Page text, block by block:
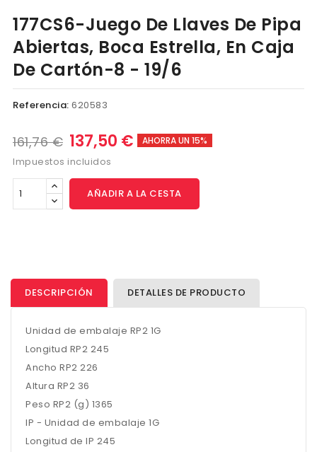
177CS6-Juego De Llaves De Pipa
Abiertas, Boca Estrella, En Caja
De Cartón-8 - 19/6
Referencia: 620583
161,76 € 137,50 € AHORRA UN 15%
Impuestos incluidos
AÑADIR A LA CESTA
DESCRIPCIÓN DETALLES DE PRODUCTO
Unidad de embalaje RP2 1G
Longitud RP2 245
Ancho RP2 226
Altura RP2 36
Peso RP2 (g) 1365
IP - Unidad de embalaje 1G
Longitud de IP 245